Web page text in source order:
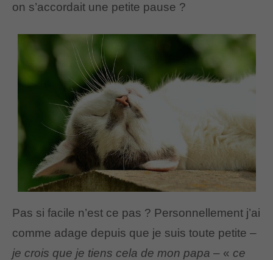
on s’accordait une petite pause ?
Pas si facile n’est ce pas ? Personnellement j’ai
comme adage depuis que je suis toute petite –
je crois que je tiens cela de mon papa – « ce